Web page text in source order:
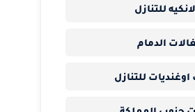
للتنازل
الدمام
للتنازل